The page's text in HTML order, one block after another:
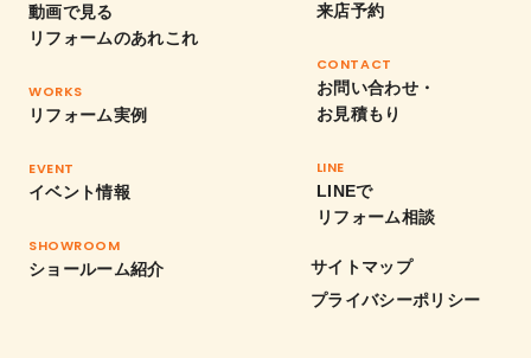
動画で見る
リフォームのあれこれ
WORKS
リフォーム実例
EVENT
イベント情報
SHOWROOM
ショールーム紹介
来店予約
CONTACT
お問い合わせ・
お見積もり
LINE
LINEで
リフォーム相談
サイトマップ
プライバシーポリシー